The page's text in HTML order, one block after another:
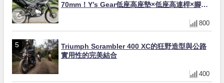
70mm！Y’s Gear低座高座墊×低座高連桿×腳踏
800
Triumph Scrambler 400 XC的狂野造型與公路
實用性的完美結合
400